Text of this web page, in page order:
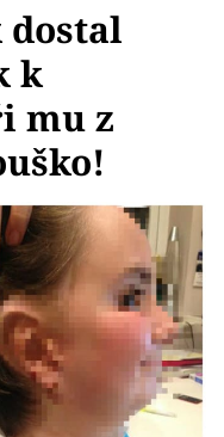
dostal
k
mu z